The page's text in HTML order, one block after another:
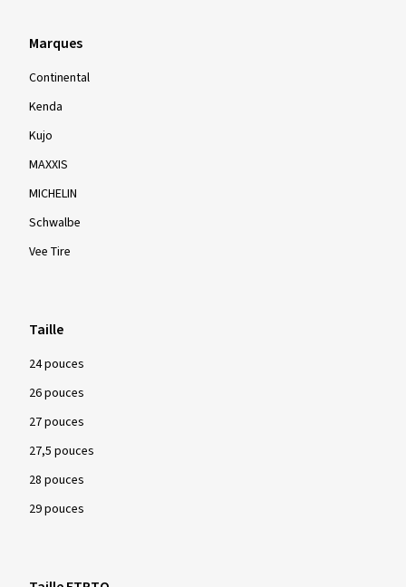
Marques
Continental
Kenda
Kujo
MAXXIS
MICHELIN
Schwalbe
Vee Tire
Taille
24 pouces
26 pouces
27 pouces
27,5 pouces
28 pouces
29 pouces